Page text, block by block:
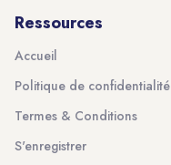
Ressources
Accueil
Politique de confidentialité
Termes & Conditions
S'enregistrer